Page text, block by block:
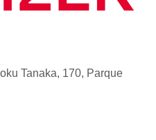
Tanaka, 170, Parque